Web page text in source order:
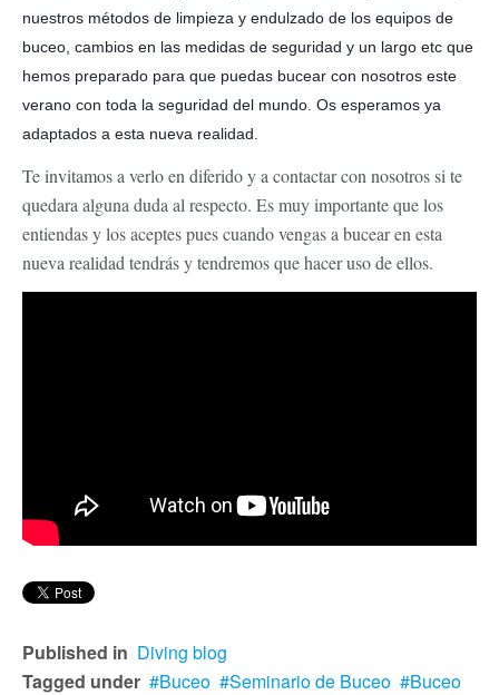
nuestros métodos de limpieza y endulzado de los equipos de
buceo, cambios en las medidas de seguridad y un largo etc que
hemos preparado para que puedas bucear con nosotros este
verano con toda la seguridad del mundo. Os esperamos ya
adaptados a esta nueva realidad.
Te invitamos a verlo en diferido y a contactar con nosotros si te
quedara alguna duda al respecto. Es muy importante que los
entiendas y los aceptes pues cuando vengas a bucear en esta
nueva realidad tendrás y tendremos que hacer uso de ellos.
Published in Diving blog
Tagged under
Buceo Seminario de Buceo
Buceo